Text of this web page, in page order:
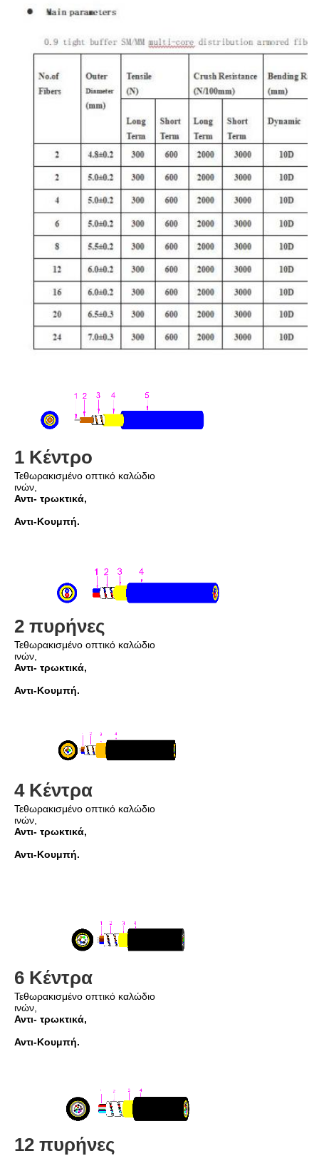
1 Κέντρο
Τεθωρακισμένο οπτικό καλώδιο
ινών,
Αντι- τρωκτικά,
Αντι-Κουμπή.
2 πυρήνες
Τεθωρακισμένο οπτικό καλώδιο
ινών,
Αντι- τρωκτικά,
Αντι-Κουμπή.
4 Κέντρα
Τεθωρακισμένο οπτικό καλώδιο
ινών,
Αντι- τρωκτικά,
Αντι-Κουμπή.
6 Κέντρα
Τεθωρακισμένο οπτικό καλώδιο
ινών,
Αντι- τρωκτικά,
Αντι-Κουμπή.
12 πυρήνες